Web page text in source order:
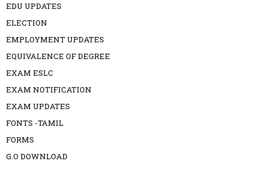
EDU UPDATES
ELECTION
EMPLOYMENT UPDATES
EQUIVALENCE OF DEGREE
EXAM ESLC
EXAM NOTIFICATION
EXAM UPDATES
FONTS -TAMIL
FORMS
G.O DOWNLOAD